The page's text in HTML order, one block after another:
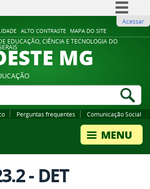
ALTO CONTRASTE MAPA DO SITE
Comunica BR
Participe
Legislação
Acessar
EDUCAÇÃO, CIÊNCIA E TECNOLOGIA DO
MG
Perguntas frequentes Comunicação Social
- DET